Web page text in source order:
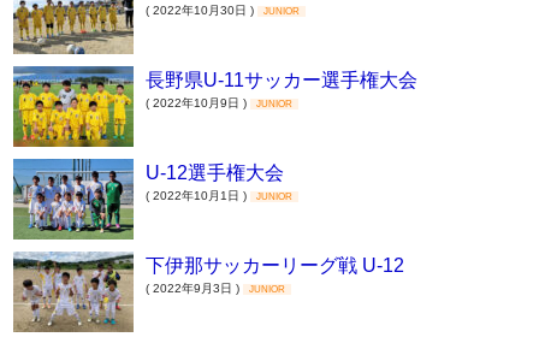
( 2022年10月30日 ) JUNIOR
長野県U-11サッカー選手権大会
( 2022年10月9日 ) JUNIOR
U-12選手権大会
( 2022年10月1日 ) JUNIOR
下伊那サッカーリーグ戦 U-12
( 2022年9月3日 ) JUNIOR